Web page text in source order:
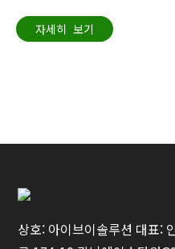
자세히 보기
상호: 아이브이솔루션 대표: